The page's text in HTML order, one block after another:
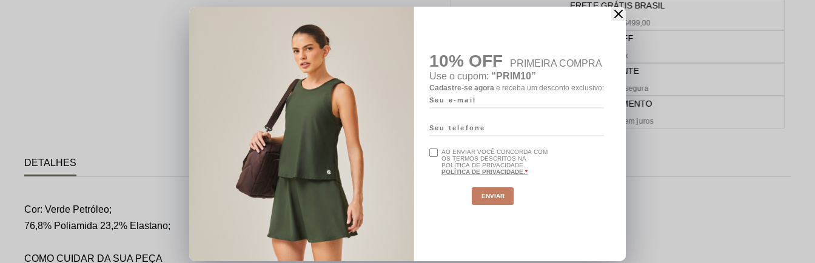
FRETE GRÁTIS BRASIL
Acima de R$499,00
5% OFF
No pix
AMBIENTE
De compra segura
PARCELAMENTO
Em até 10x sem juros
DETALHES
Cor: Verde Petróleo;
76,8% Poliamida 23,2% Elastano;
COMO CUIDAR DA SUA PEÇA
10% OFF
PRIMEIRA COMPRA
Use o cupom: “PRIM10”
Cadastre-se agora e receba um desconto exclusivo:
AO ENVIAR VOCÊ CONCORDA COM
OS TERMOS DESCRITOS NA
POLÍTICA DE PRIVACIDADE.
POLÍTICA DE PRIVACIDADE.
ENVIAR